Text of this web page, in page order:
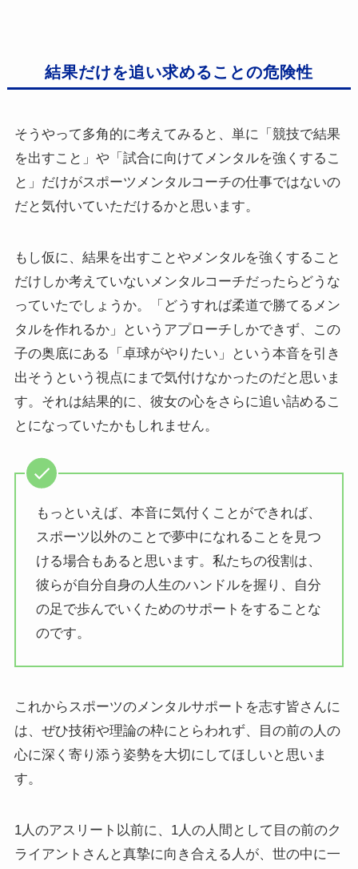
結果だけを追い求めることの危険性
そうやって多角的に考えてみると、単に「競技で結果
を出すこと」や「試合に向けてメンタルを強くするこ
と」だけがスポーツメンタルコーチの仕事ではないの
だと気付いていただけるかと思います。
もし仮に、結果を出すことやメンタルを強くすること
だけしか考えていないメンタルコーチだったらどうな
っていたでしょうか。「どうすれば柔道で勝てるメン
タルを作れるか」というアプローチしかできず、この
子の奥底にある「卓球がやりたい」という本音を引き
出そうという視点にまで気付けなかったのだと思いま
す。それは結果的に、彼女の心をさらに追い詰めるこ
とになっていたかもしれません。
もっといえば、本音に気付くことができれば、
スポーツ以外のことで夢中になれることを見つ
ける場合もあると思います。私たちの役割は、
彼らが自分自身の人生のハンドルを握り、自分
の足で歩んでいくためのサポートをすることな
のです。
これからスポーツのメンタルサポートを志す皆さんに
は、ぜひ技術や理論の枠にとらわれず、目の前の人の
心に深く寄り添う姿勢を大切にしてほしいと思いま
す。
1人のアスリート以前に、1人の人間として目の前のク
ライアントさんと真摯に向き合える人が、世の中に一